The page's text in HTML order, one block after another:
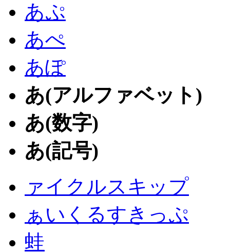
あぷ
あぺ
あぽ
あ(アルファベット)
あ(数字)
あ(記号)
ァイクルスキップ
ぁいくるすきっぷ
蛙